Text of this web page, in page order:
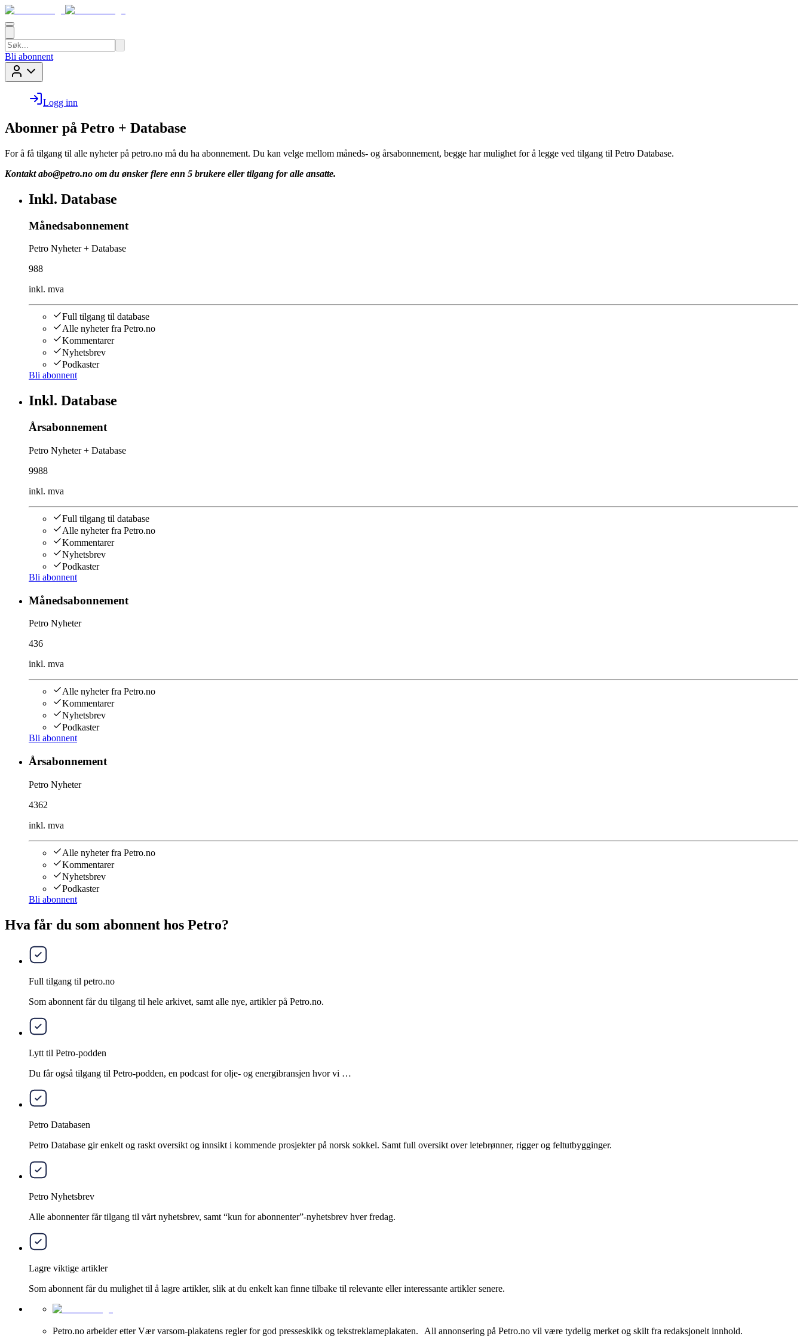
Bli abonnent
Logg inn
Abonner på Petro + Database
For å få tilgang til alle nyheter på petro.no må du ha abonnement. Du kan velge mellom måneds- og årsabonnement, begge har mulighet for å legge ved tilgang til Petro Database.
Kontakt abo@petro.no om du ønsker flere enn 5 brukere eller tilgang for alle ansatte.
Inkl. Database
Månedsabonnement
Petro Nyheter + Database
988
inkl. mva
Full tilgang til database
Alle nyheter fra Petro.no
Kommentarer
Nyhetsbrev
Podkaster
Bli abonnent
Inkl. Database
Årsabonnement
Petro Nyheter + Database
9988
inkl. mva
Full tilgang til database
Alle nyheter fra Petro.no
Kommentarer
Nyhetsbrev
Podkaster
Bli abonnent
Månedsabonnement
Petro Nyheter
436
inkl. mva
Alle nyheter fra Petro.no
Kommentarer
Nyhetsbrev
Podkaster
Bli abonnent
Årsabonnement
Petro Nyheter
4362
inkl. mva
Alle nyheter fra Petro.no
Kommentarer
Nyhetsbrev
Podkaster
Bli abonnent
Hva får du som abonnent hos Petro?
Full tilgang til petro.no
Som abonnent får du tilgang til hele arkivet, samt alle nye, artikler på Petro.no.
Lytt til Petro-podden
Du får også tilgang til Petro-podden, en podcast for olje- og energibransjen hvor vi …
Petro Databasen
Petro Database gir enkelt og raskt oversikt og innsikt i kommende prosjekter på norsk sokkel. Samt full oversikt over letebrønner, rigger og feltutbygginger.
Petro Nyhetsbrev
Alle abonnenter får tilgang til vårt nyhetsbrev, samt “kun for abonnenter”-nyhetsbrev hver fredag.
Lagre viktige artikler
Som abonnent får du mulighet til å lagre artikler, slik at du enkelt kan finne tilbake til relevante eller interessante artikler senere.
Petro.no arbeider etter Vær varsom-plakatens regler for god presseskikk og tekstreklameplakaten. All annonsering på Petro.no vil være tydelig merket og skilt fra redaksjonelt innhold.